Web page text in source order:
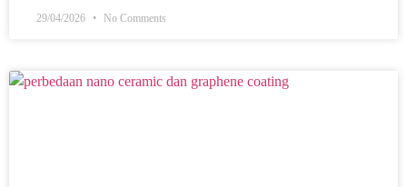
29/04/2026 No Comments